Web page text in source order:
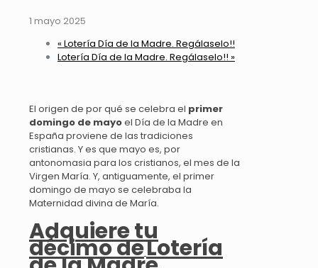
1 mayo 2025
« Lotería Día de la Madre. Regálaselo!!
Lotería Día de la Madre. Regálaselo!! »
El origen de por qué se celebra el primer
domingo de mayoel Día de la Madre en
España proviene de las tradiciones
cristianas. Y es que mayo es, por
antonomasia para los cristianos, el mes de la
Virgen María. Y, antiguamente, el primer
domingo de mayo se celebraba la
Maternidad divina de María.
Adquiere tu
décimo deLotería